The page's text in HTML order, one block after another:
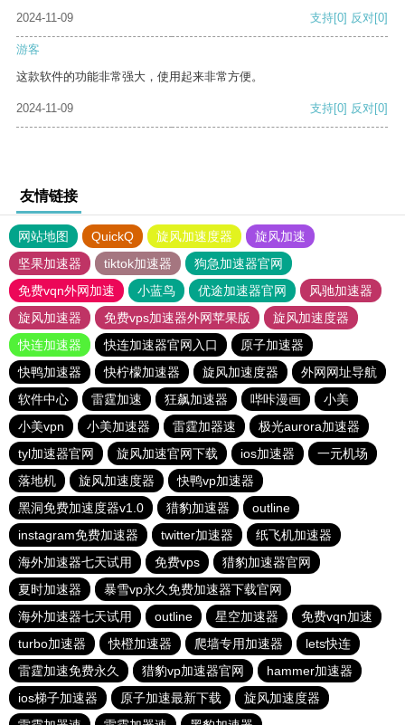
2024-11-09
支持[0] 反对[0]
游客
这款软件的功能非常强大，使用起来非常方便。
2024-11-09 支持[0] 反对[0]
友情链接
网站地图 QuickQ 旋风加速度器
旋风加速
坚果加速器
tiktok加速器
狗急加速器官网
免费vqn外网加速
小蓝鸟 优途加速器官网
风驰加速器
旋风加速器
免费vps加速器外网苹果版
旋风加速度器
快连加速器
快连加速器官网入口
原子加速器
快鸭加速器
快柠檬加速器 旋风加速度器
外网网址导航
软件中心
雷霆加速 狂飙加速器 哔咔漫画
小美
小美vpn
小美加速器 雷霆加器速
极光aurora加速器
tyl加速器官网
旋风加速官网下载 ios加速器
一元机场
落地机
旋风加速度器
快鸭vp加速器
黑洞免费加速度器v1.0
猎豹加速器
outline
instagram免费加速器
twitter加速器
纸飞机加速器
海外加速器七天试用
免费vps
猎豹加速器官网
夏时加速器
暴雪vp永久免费加速器下载官网
海外加速器七天试用
outline 星空加速器
免费vqn加速
turbo加速器
快橙加速器 爬墙专用加速器
lets快连
雷霆加速免费永久
猎豹vp加速器官网
hammer加速器
ios梯子加速器
原子加速最新下载
旋风加速度器